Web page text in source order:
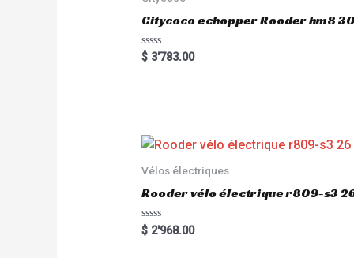
Citycoco echopper Rooder hm8
R
a
t
o
5
$3'783.00
Vélos électriques
Rooder vélo électrique r809-s3
R
a
$2'968.00